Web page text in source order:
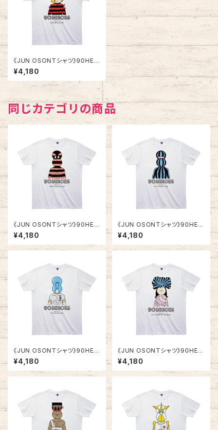
《JUN OSONＴシャツ》90HER
OES TJC075／ 【ロックス
ター】
¥4,180
同じカテゴリの商品
《JUN OSONＴシャツ》90HER
OES TJC001／ 【横縞マ
ン】
¥4,180
《JUN OSONＴシャツ》90HER
OES TJC002／ 【縦縞マ
ン】
¥4,180
《JUN OSONＴシャツ》90HER
OES TJC003／ 【電球マ
ン】
¥4,180
《JUN OSONＴシャツ》90HER
OES TJC004／ 【記憶ウー
マン】
¥4,180